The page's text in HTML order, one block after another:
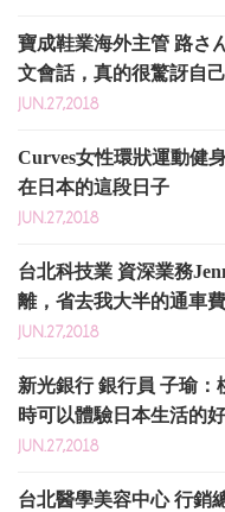
寶成鞋業海外主管 路さ
文會話，真的很驚訝自
JUN.27,2018
Curves女性環狀運動健
在日本的這段日子
JUN.27,2018
台北科技業 資深業務
離，省去我大半的通車
JUN.27,2018
新光銀行 銀行員 子瑜：
時可以體驗日本生活的
JUN.27,2018
台北醫學美容中心 行銷